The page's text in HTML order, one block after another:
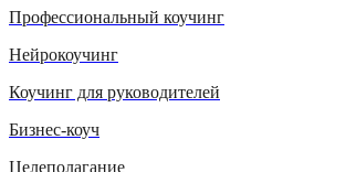
Профессиональный коучинг
Нейрокоучинг
Коучинг для руководителей
Бизнес-коуч
Целеполагание